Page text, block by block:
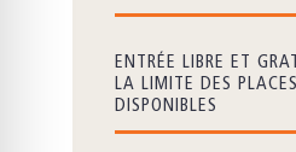
ENTRÉE LIBRE ET
LA LIMITE DES PLACES
DISPONIBLES